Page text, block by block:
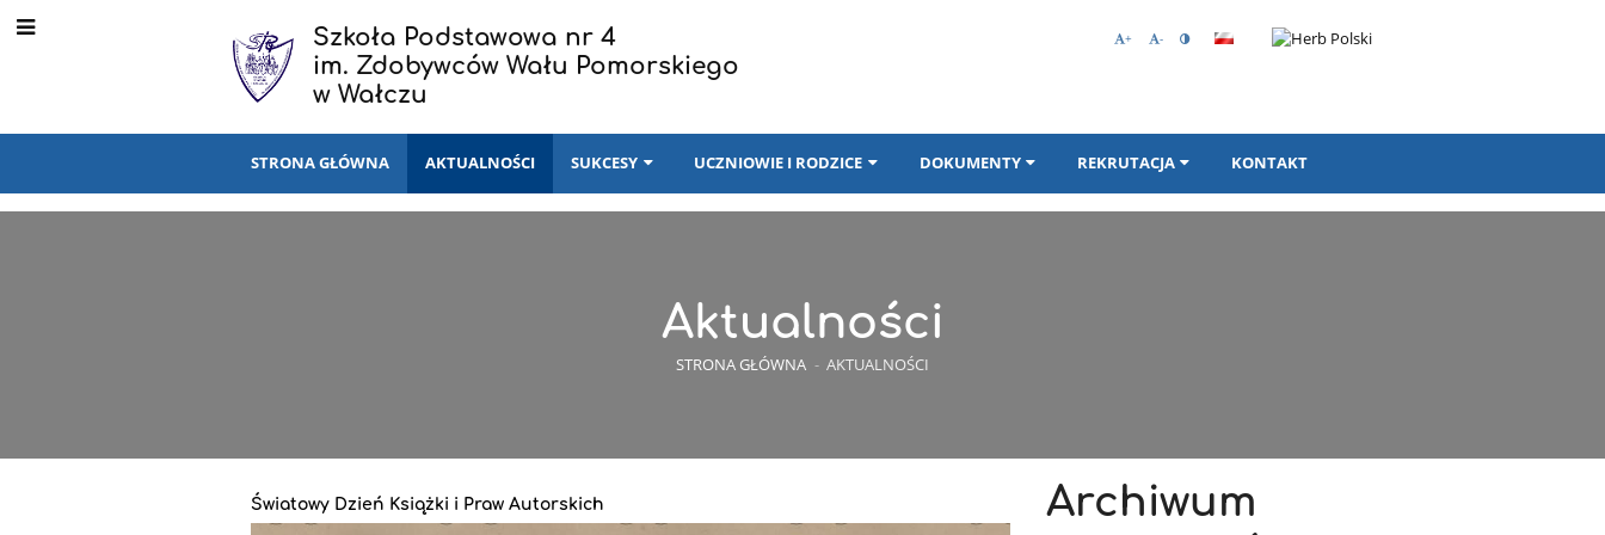
Szkoła Podstawowa nr 4
im. Zdobywców Wału Pomorskiego
w Wałczu
+ -
STRONA GŁÓWNA AKTUALNOŚCI SUKCESY UCZNIOWIE I RODZICE DOKUMENTY REKRUTACJA KONTAKT
Aktualności
STRONA GŁÓWNA - AKTUALNOŚCI
Światowy Dzień Książki i Praw Autorskich
Archiwum